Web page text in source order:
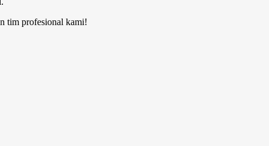
tim profesional kami!